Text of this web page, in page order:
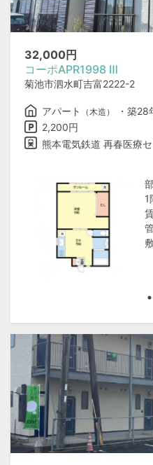
32,000円
コーポAPR1998 Ⅲ
菊池市泗水町吉富2222-2
アパート （木造）
・築28
2,200円
熊本電気鉄道 再春医療
1